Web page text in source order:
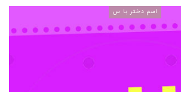
اسم دختر با س